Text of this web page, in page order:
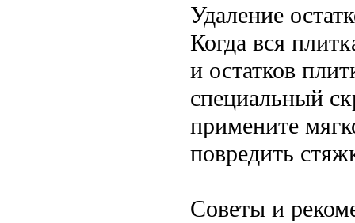
Удаление
Когда вся
и остатков
специальный
примените
повредить
Советы и